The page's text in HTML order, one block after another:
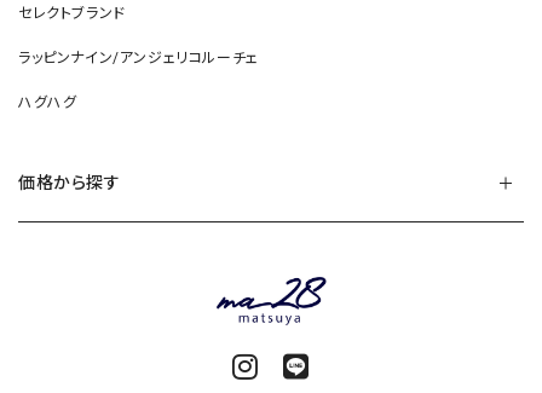
セレクトブランド
ラッピンナイン/アンジェリコルーチェ
ハグハグ
価格から探す